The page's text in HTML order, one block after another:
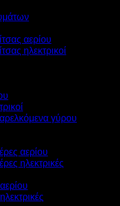
αερίου
ηλεκτρικοί
γύρου
αερίου
ηλεκτρικές